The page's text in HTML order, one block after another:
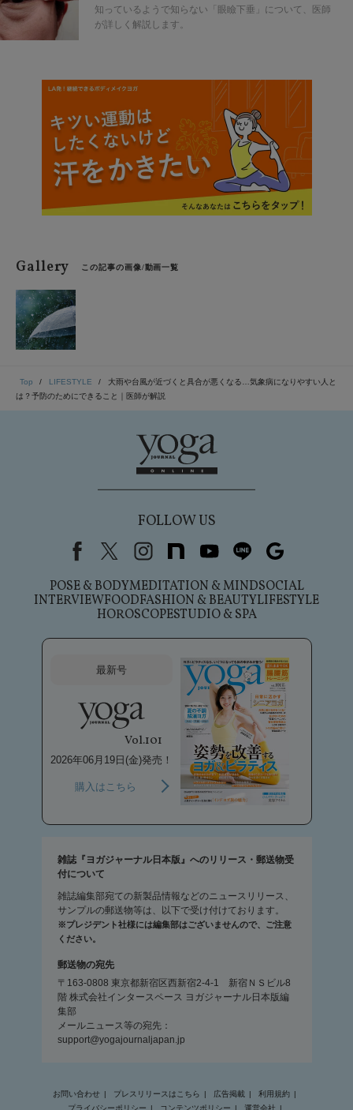
解説
知っているようで知らない「眼瞼下垂」について、医師
が詳しく解説します。
Gallery この記事の画像/動画一覧
Top LIFESTYLE
大雨や台風が近づくと具合が悪くなる…気象病になりやすい人と
は？予防のためにできること｜医師が解説
FOLLOW US
FacebookX（旧Twitter）
instagram
note youtubeline
POSE & BODYMEDITATION & MINDSOCIAL
INTERVIEWFOODFASHION & BEAUTYLIFESTYLE
HOROSCOPESTUDIO & SPA
最新号
Vol.101
2026年06月19日(金)発売！
購入はこちら
雑誌『ヨガジャーナル日本版』へのリリース・郵送物受
付について
雑誌編集部宛ての新製品情報などのニュースリリース、
サンプルの郵送物等は、以下で受け付けております。
※プレジデント社様には編集部はございませんので、ご注意
ください。
郵送物の宛先
〒163-0808 東京都新宿区西新宿2-4-1 新宿ＮＳビル8
階 株式会社インタースペース ヨガジャーナル日本版編
集部
メールニュース等の宛先：
support@yogajournaljapan.jp
お問い合わせ プレスリリースはこちら 広告掲載
利用規約
プライバシーポリシー
コンテンツポリシー 運営会社